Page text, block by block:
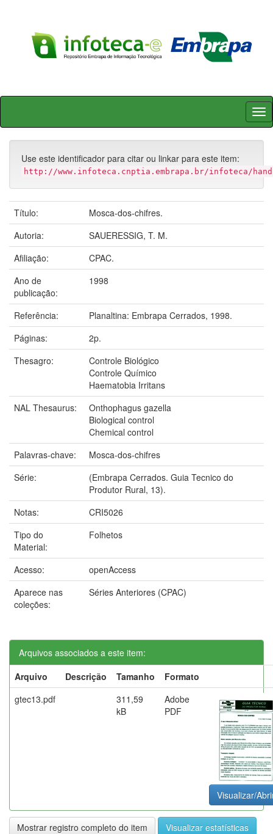
Skip
Use este identificador para citar ou linkar para este item:
http://www.infoteca.cnptia.embrapa.br/infoteca/
Título:
Mosca-dos-chifres.
Autoria:
SAUERESSIG, T. M.
Afiliação:
CPAC.
Ano de
publicação:
1998
Referência:
Planaltina: Embrapa Cerrados, 1998.
Páginas:
2p.
Thesagro:
Controle Biológico
Controle Químico
Haematobia Irritans
NAL Thesaurus:
Onthophagus gazella
Biological control
Chemical control
Palavras-chave:
Mosca-dos-chifres
Série:
(Embrapa Cerrados. Guia Tecnico do
Produtor Rural, 13).
Notas:
CRI5026
Tipo do
Material:
Folhetos
Acesso:
openAccess
Aparece nas
coleções:
Séries Anteriores (CPAC)
Arquivos associados a este item:
Arquivo
Descrição Tamanho
Formato
gtec13.pdf
311,59
kB
Adobe
PDF
Visualizar/
Mostrar registro completo do item Visualizar estatísticas